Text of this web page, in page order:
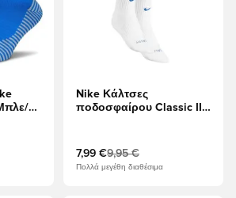
Nike Κάλτσες
ποδοσφαίρου Classic II
7,99 €9,95 €
Πολλά μεγέθη διαθέσιμα